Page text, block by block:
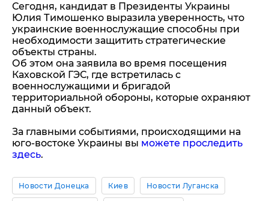
Сегодня, кандидат в Президенты Украины
Юлия Тимошенко выразила уверенность, что
украинские военнослужащие способны при
необходимости защитить стратегические
объекты страны.
Об этом она заявила во время посещения
Каховской ГЭС, где встретилась с
военнослужащими и бригадой
территориальной обороны, которые охраняют
данный объект.
За главными событиями, происходящими на
юго-востоке Украины вы можете проследить
здесь.
Новости Донецка Киев Новости Луганска